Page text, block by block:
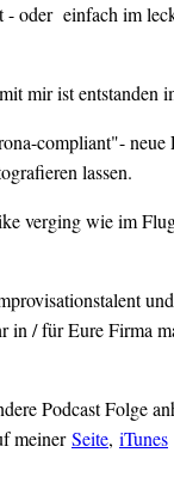
- oder einfach im
mir ist entstanden
compliant"- neue
lassen.
verging wie im
in / für Eure Firma
Podcast Folge
meinerSeite, iTunes